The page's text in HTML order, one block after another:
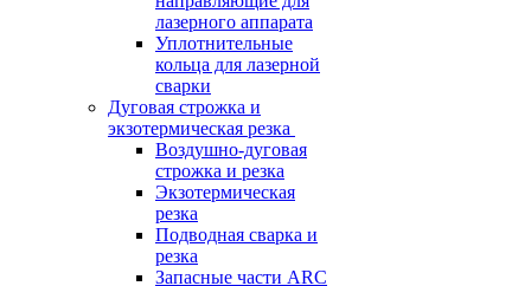
лазерного аппарата
Уплотнительные
кольца для лазерной
сварки
Дуговая строжка и
экзотермическая резка
Воздушно-дуговая
строжка и резка
Экзотермическая
резка
Подводная сварка и
резка
Запасные части ARC